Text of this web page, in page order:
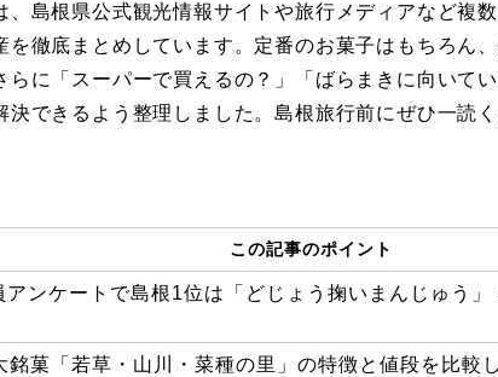
、島根県公式観光情報サイトや旅行メディアなど複
を徹底まとめしています。定番のお菓子はもちろん
らに「スーパーで買えるの？」「ばらまきに向いて
決できるよう整理しました。島根旅行前にぜひ一読く
この記事のポイント
アンケートで島根1位は「どじょう掬いまんじゅう」
銘菓「若草・山川・菜種の里」の特徴と値段を比較